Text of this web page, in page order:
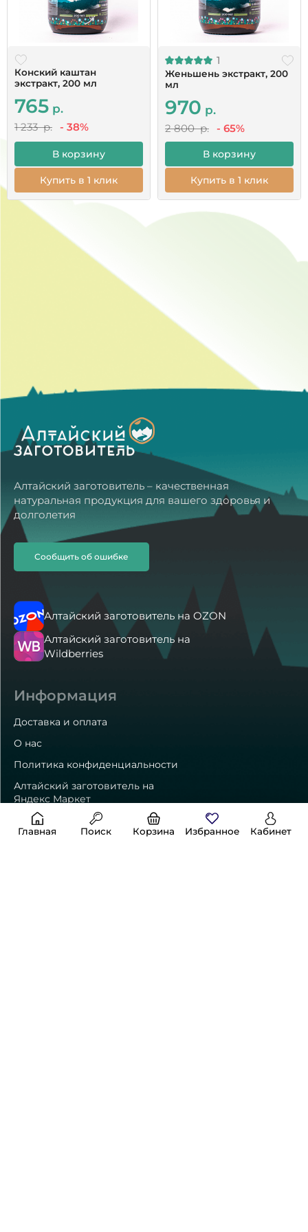
Конский каштан
экстракт, 200 мл
765р.
1 233 р. - 38%
В корзину
Купить в 1 клик
1
Женьшень экстракт, 200
мл
970р.
2 800 р. - 65%
В корзину
Купить в 1 клик
Алтайский заготовитель – качественная
натуральная продукция для вашего здоровья и
долголетия
Сообщить об ошибке
Алтайский заготовитель на OZON
Алтайский заготовитель на
Wildberries
Информация
Доставка и оплата
О нас
Политика конфиденциальности
Алтайский заготовитель на
Яндекс Маркет
Главная Поиск Корзина Избранное Кабинет